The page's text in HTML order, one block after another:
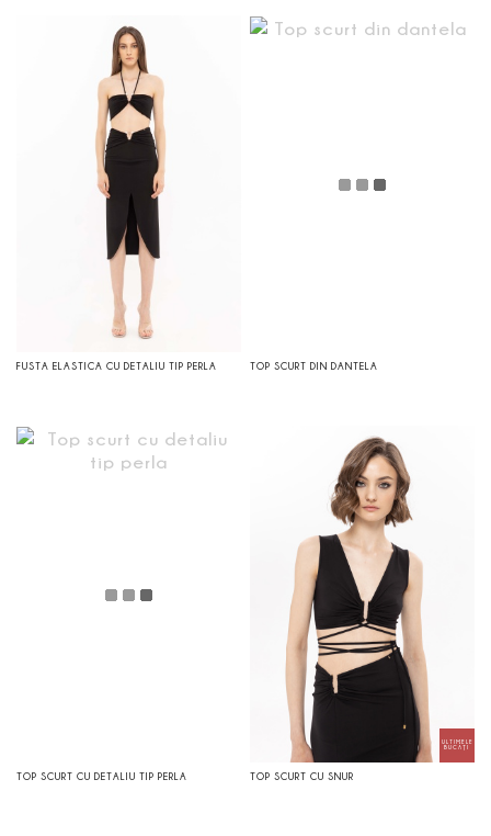
FUSTA ELASTICA CU DETALIU TIP PERLA TOP SCURT DIN DANTELA
TOP SCURT CU DETALIU TIP PERLA TOP SCURT CU SNUR